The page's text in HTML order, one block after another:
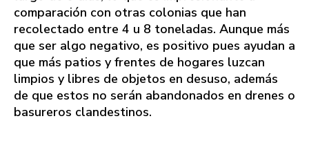
comparación con otras colonias que han
recolectado entre 4 u 8 toneladas. Aunque más
que ser algo negativo, es positivo pues ayudan a
que más patios y frentes de hogares luzcan
limpios y libres de objetos en desuso, además
de que estos no serán abandonados en drenes o
basureros clandestinos.